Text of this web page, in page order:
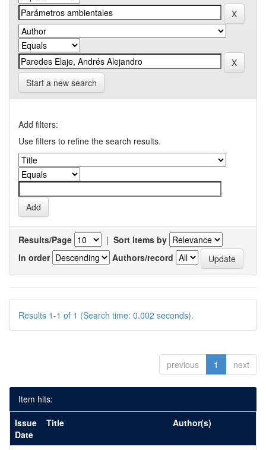
Start a new search
Add filters:
Use filters to refine the search results.
Results/Page | Sort items by
In order
Authors/record
Results 1-1 of 1 (Search time: 0.002 seconds).
previous 1 next
Item hits:
Issue
Date
Title Author(s)